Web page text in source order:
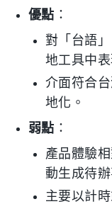
優點 ：
對「台語
地工具中表
介面符合
地化。
弱點 ：
產品體驗
動生成待
主要以計